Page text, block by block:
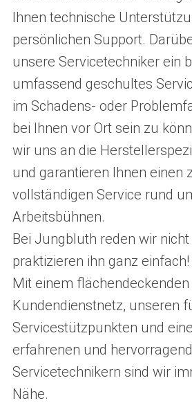
Ihnen technische
persönlichen Support.
unsere Servicetechniker ein
umfassend geschultes
im Schadens- oder
bei Ihnen vor Ort sein zu
wir uns an die
und garantieren Ihnen einen
vollständigen Service rund
Arbeitsbühnen.
Bei Jungbluth reden wir
praktizieren ihn ganz einfach!
Mit einem flächendeckenden
Kundendienstnetz, unseren
Servicestützpunkten und
erfahrenen und
Servicetechnikern sind wir
Nähe.